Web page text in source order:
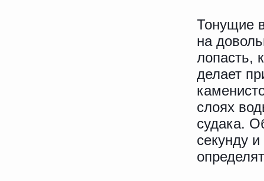
Тонущие
на
лопасть,
делает
слоях
судака.
секунду